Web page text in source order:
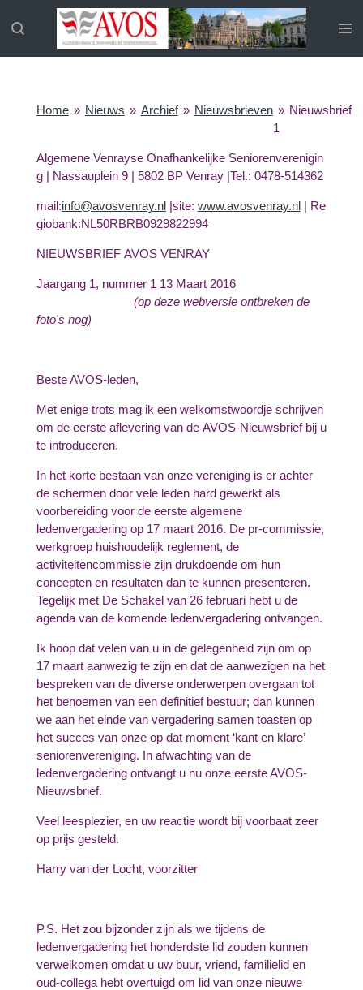
direct
Home » Nieuws » Archief » Nieuwsbrieven » Nieuwsbrief
1
Algemene Venrayse Onafhankelijke Seniorenverenigin
g | Nassauplein 9 | 5802 BP Venray |Tel.: 0478-514362
mail:info@avosvenray.nl|site: www.avosvenray.nl| Re
giobank:NL50RBRB0929822994
NIEUWSBRIEF AVOS VENRAY
Jaargang 1, nummer 1 13 Maart 2016
(op deze webversie ontbreken de
foto's nog)
Beste AVOS-leden,
Met enige trots mag ik een welkomstwoordje schrijven
om de eerste aflevering van de AVOS-Nieuwsbrief bij u
te introduceren.
In het korte bestaan van onze vereniging is er achter
de schermen door vele leden hard gewerkt als
voorbereiding voor de eerste algemene
ledenvergadering op 17 maart 2016. De pr-commissie,
werkgroep huishoudelijk reglement, de
activiteitencommissie zijn drukdoende om hun
concepten en resultaten dan te kunnen presenteren.
Tegelijk met De Schakel van 26 februari hebt u de
agenda van de komende ledenvergadering ontvangen.
Ik hoop dat velen van u in de gelegenheid zijn om op
17 maart aanwezig te zijn en dat de aanwezigen na het
bespreken van de diverse onderwerpen overgaan tot
het benoemen van een definitief bestuur; dan kunnen
we aan het einde van vergadering samen toasten op
het succes van onze op dat moment ‘kant en klare’
seniorenvereniging. In afwachting van de
ledenvergadering ontvangt u nu onze eerste AVOS-
Nieuwsbrief.
Veel leesplezier, en uw reactie wordt bij voorbaat zeer
op prijs gesteld.
Harry van der Locht, voorzitter
P.S. Het zou bijzonder zijn als we tijdens de
ledenvergadering het honderdste lid zouden kunnen
verwelkomen omdat u uw buur, vriend, familielid en
oud-collega hebt overtuigd om lid van onze nieuwe